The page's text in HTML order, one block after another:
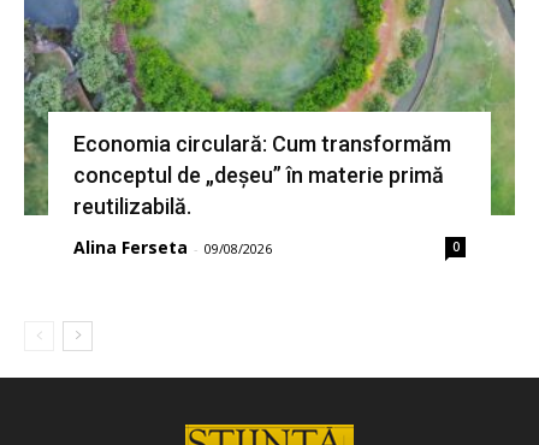
Economia circulară: Cum transformăm
conceptul de „deșeu” în materie primă
reutilizabilă.
Alina Ferseta - 09/08/2026 0